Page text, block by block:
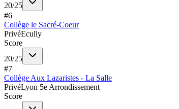
20/25
#6
Collège le Sacré-Coeur
PrivéEcully
Score
20/25
#7
Collège Aux Lazaristes - La Salle
PrivéLyon 5e Arrondissement
Score